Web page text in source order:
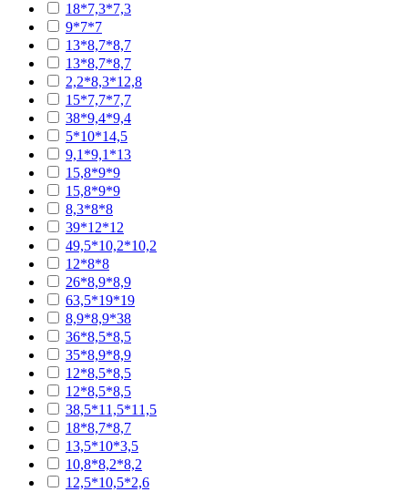
18*7,3*7,3
9*7*7
13*8,7*8,7
13*8,7*8,7
2,2*8,3*12,8
15*7,7*7,7
38*9,4*9,4
5*10*14,5
9,1*9,1*13
15,8*9*9
15,8*9*9
8,3*8*8
39*12*12
49,5*10,2*10,2
12*8*8
26*8,9*8,9
63,5*19*19
8,9*8,9*38
36*8,5*8,5
35*8,9*8,9
12*8,5*8,5
12*8,5*8,5
38,5*11,5*11,5
18*8,7*8,7
13,5*10*3,5
10,8*8,2*8,2
12,5*10,5*2,6